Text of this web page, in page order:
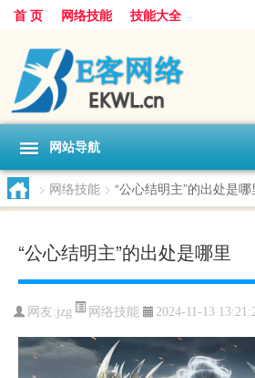
首 页 网络技能 技能大全
网站导航
> 网络技能 > “公心结明主”的出处是哪
“公心结明主”的出处是哪里
网友:jzg 网络技能 2024-11-13